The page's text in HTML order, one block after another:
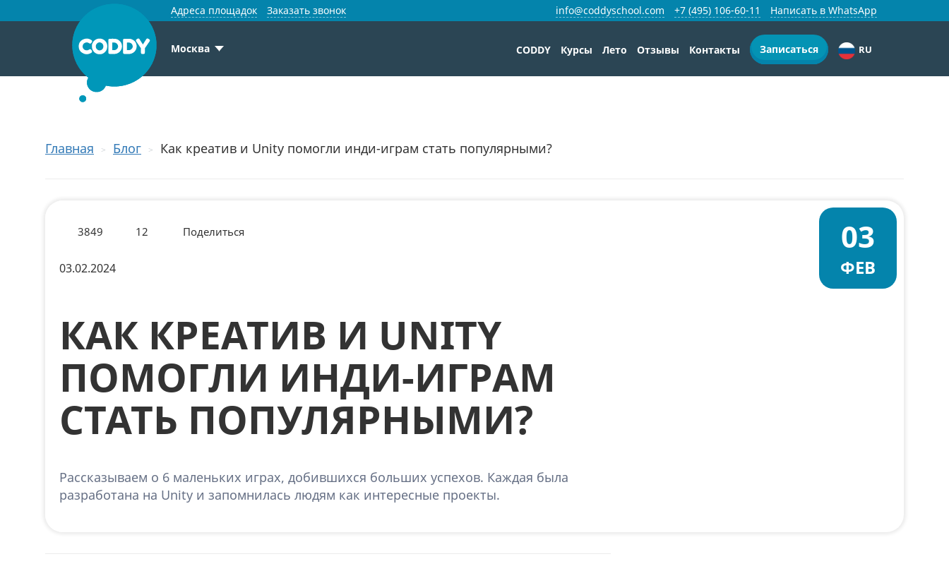
Адреса площадок Заказать звонок Написать в WhatsApp
+7 (495) 106-60-11
info@coddyschool.com
Москва CODDY Курсы Лето Отзывы Контакты Записаться RU
Главная Блог Как креатив и Unity помогли инди-играм стать популярными?
3849 12 Поделиться
03.02.2024
КАК КРЕАТИВ И UNITY
ПОМОГЛИ ИНДИ-ИГРАМ
СТАТЬ ПОПУЛЯРНЫМИ?
Рассказываем о 6 маленьких играх, добившихся больших успехов. Каждая была
разработана на Unity и запомнилась людям как интересные проекты.
03
ФЕВ